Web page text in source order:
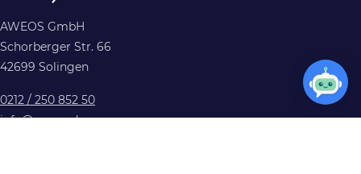
AWEOS GmbH
Schorberger Str. 66
42699 Solingen
0212 / 250 852 50
info@aweos.de